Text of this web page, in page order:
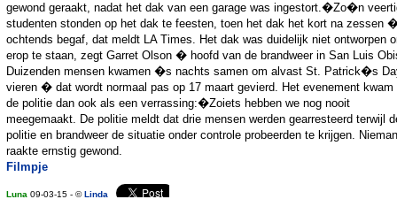
gewond geraakt, nadat het dak van een garage was ingestort.�Zo�n
studenten stonden op het dak te feesten, toen het dak het kort na zessen
ochtends begaf, dat meldt LA Times. Het dak was duidelijk niet ontworpen
erop te staan, zegt Garret Olson � hoofd van de brandweer in San Luis
Duizenden mensen kwamen �s nachts samen om alvast St. Patrick�s
vieren � dat wordt normaal pas op 17 maart gevierd. Het evenement kwam
de politie dan ook als een verrassing:�Zoiets hebben we nog nooit
meegemaakt. De politie meldt dat drie mensen werden gearresteerd terwijl
politie en brandweer de situatie onder controle probeerden te krijgen.
raakte ernstig gewond.
Filmpje
Luna 09-03-15 - ©Linda